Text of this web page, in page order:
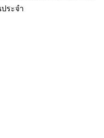
ประจำ